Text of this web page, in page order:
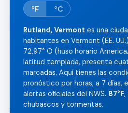
°F °C
Rutland, Vermont es una
habitantes en Vermont (EE.
72,97° O (huso horario
latitud templada, presenta
marcadas. Aquí tienes las
pronóstico por horas, a 7 días,
alertas oficiales del NWS. 87°F,
chubascos y tormentas.